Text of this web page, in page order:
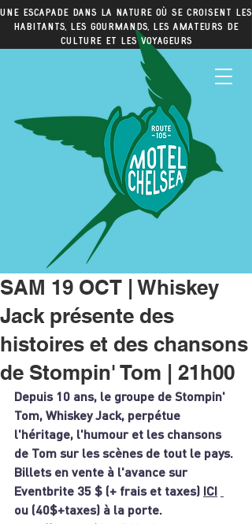
Une escapade dans la nature où se croisent les
habitants, les gourmands, les amateurs de
culture et les voyageurs
SAM 19 OCT | Whiskey
Jack présente des
histoires et des chansons
de Stompin' Tom | 21h00
Depuis 10 ans, le groupe de Stompin'
Tom, Whiskey Jack, perpétue
l'héritage, l'humour et les chansons
de Tom sur les scènes de tout le pays.
Billets en vente à l'avance sur
Eventbrite 35 $ (+ frais et taxes) ICI
ou (40$+taxes) à la porte.